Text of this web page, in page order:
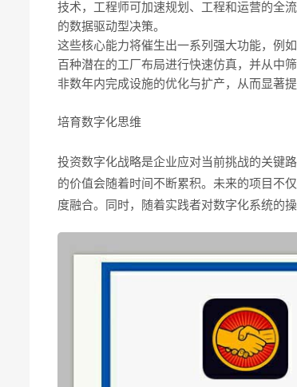
技术，工程师可加速规划、工程和运营的全
的数据驱动型决策。
这些核心能力将催生出一系列强大功能，例
百种潜在的工厂布局进行快速仿真，并从中
非数年内完成设施的优化与扩产，从而显著
培育数字化思维
投资数字化战略是企业应对当前挑战的关键
的价值会随着时间不断累积。未来的项目不
度融合。同时，随着实践者对数字化系统的